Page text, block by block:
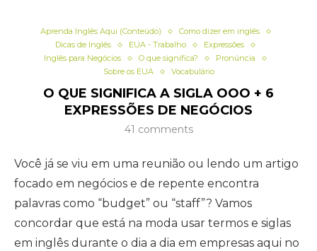
Aprenda Inglês Aqui (Conteúdo)
Como dizer em inglês
Dicas de Inglês
EUA - Trabalho
Expressões
Inglês para Negócios
O que significa?
Pronúncia
Sobre os EUA
Vocabulário
O QUE SIGNIFICA A SIGLA OOO + 6
EXPRESSÕES DE NEGÓCIOS
41 comments
Você já se viu em uma reunião ou lendo um artigo
focado em negócios e de repente encontra
palavras como “budget” ou “staff”? Vamos
concordar que está na moda usar termos e siglas
em inglês durante o dia a dia em empresas aqui no